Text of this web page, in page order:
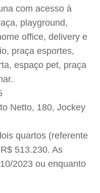
com acesso à
playground,
office, delivery e
praça esportes,
espaço pet, praça
Netto, 180, Jockey
quartos (referente
513.230. As
2023 ou enquanto